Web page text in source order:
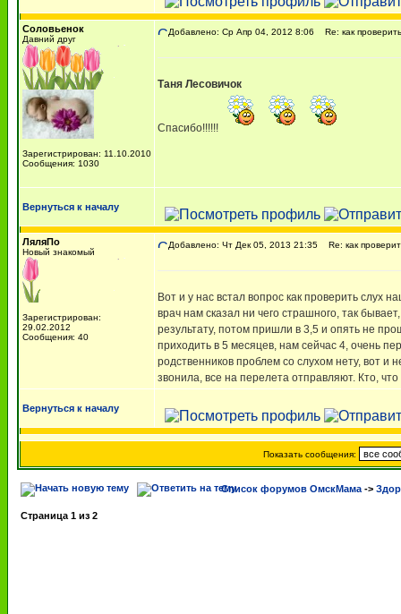
Соловьенок
Давний друг
Зарегистрирован: 11.10.2010
Сообщения: 1030
Добавлено: Ср Апр 04, 2012 8:06 Re: как
Таня Лесовичок
Спасибо!!!!!!
Вернуться к началу
ЛяляПо
Новый знакомый
Зарегистрирован:
29.02.2012
Сообщения: 40
Добавлено: Чт Дек 05, 2013 21:35 Re: как
Вот и у нас встал вопрос как проверить слух
врач нам сказал ни чего страшного, так
результату, потом пришли в 3,5 и опять не
приходить в 5 месяцев, нам сейчас 4, очень
родственников проблем со слухом нету, вот и
звонила, все на перелета отправляют. Кто,
Вернуться к началу
Показать сообщения:
Список форумов ОмскМама ->
Страница 1 из 2